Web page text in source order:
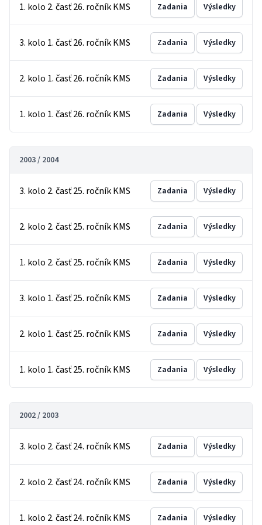
1. kolo 2. časť 26. ročník KMS Zadania Výsledky
3. kolo 1. časť 26. ročník KMS Zadania Výsledky
2. kolo 1. časť 26. ročník KMS Zadania Výsledky
1. kolo 1. časť 26. ročník KMS Zadania Výsledky
2003 / 2004
3. kolo 2. časť 25. ročník KMS Zadania Výsledky
2. kolo 2. časť 25. ročník KMS Zadania Výsledky
1. kolo 2. časť 25. ročník KMS Zadania Výsledky
3. kolo 1. časť 25. ročník KMS Zadania Výsledky
2. kolo 1. časť 25. ročník KMS Zadania Výsledky
1. kolo 1. časť 25. ročník KMS Zadania Výsledky
2002 / 2003
3. kolo 2. časť 24. ročník KMS Zadania Výsledky
2. kolo 2. časť 24. ročník KMS Zadania Výsledky
1. kolo 2. časť 24. ročník KMS Zadania Výsledky